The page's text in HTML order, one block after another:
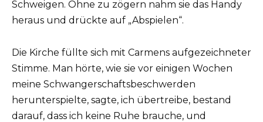
Schweigen. Ohne zu zögern nahm sie das Handy
heraus und drückte auf „Abspielen“.
Die Kirche füllte sich mit Carmens aufgezeichneter
Stimme. Man hörte, wie sie vor einigen Wochen
meine Schwangerschaftsbeschwerden
herunterspielte, sagte, ich übertreibe, bestand
darauf, dass ich keine Ruhe brauche, und